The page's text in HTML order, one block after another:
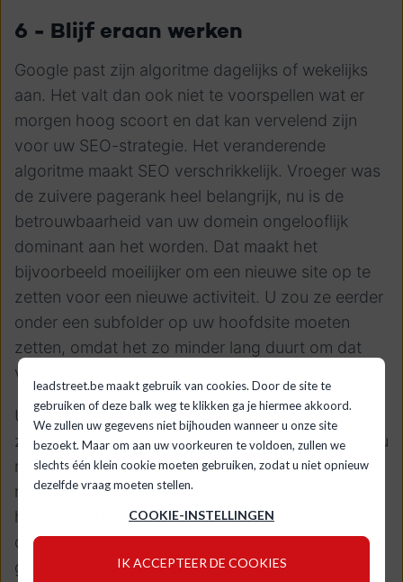
leadstreet.be maakt gebruik van cookies. Door de site te
gebruiken of deze balk weg te klikken ga je hiermee akkoord.
We zullen uw gegevens niet bijhouden wanneer u onze site
bezoekt. Maar om aan uw voorkeuren te voldoen, zullen we
slechts één klein cookie moeten gebruiken, zodat u niet opnieuw
dezelfde vraag moeten stellen.
COOKIE-INSTELLINGEN
IK ACCEPTEER DE COOKIES
6 - Blijf eraan werken
Google past zijn algoritme dagelijks of wekelijks
aan. Het valt dan ook niet te voorspellen wat er
morgen hoog scoort en dat kan vervelend zijn
voor uw SEO-strategie. Het veranderende
algoritme maakt SEO verschrikkelijk. Vroeger was
de zuivere pagerank heel belangrijk, nu is de
betrouwbaarheid van uw domein ongelooflijk
dominant aan het worden. Dat maakt het
bijvoorbeeld moeilijker om een nieuwe site op te
zetten voor een nieuwe activiteit. U zou ze eerder
onder een subfolder op uw hoofdsite moeten
zetten, omdat het zo minder lang duurt om dat
vertrouwen op te bouwen.
U mag dus zeker nooit op uw lauweren rusten. Er
zijn dingen die vijf jaar geleden werkten, die dat nu
niet meer zou doen. Google heeft een algoritme,
maar hun doel is de kwalitatief beste resultaten
hoog te zetten. U kan dus best naar hetzelfde
doel werken en relevante, kwalitatieve informatie
geven. Als uw technische factoren goed zitten,